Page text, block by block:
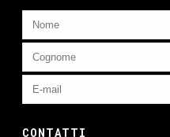
CONTATTI